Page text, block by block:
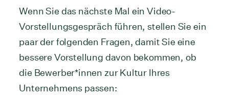
Wenn Sie das nächste Mal ein Video-
Vorstellungsgespräch führen, stellen Sie ein
paar der folgenden Fragen, damit Sie eine
bessere Vorstellung davon bekommen, ob
die Bewerber*innen zur Kultur Ihres
Unternehmens passen: